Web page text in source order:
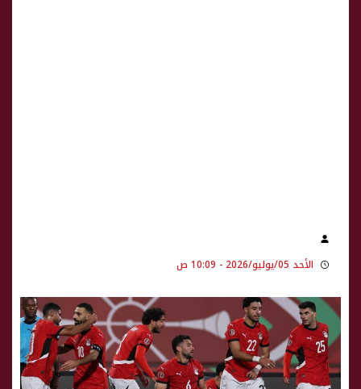
الأحد 05/يوليو/2026 - 10:09 ص